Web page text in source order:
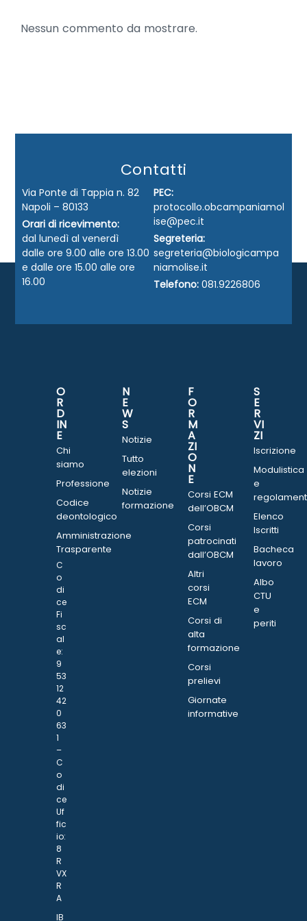
Nessun commento da mostrare.
Contatti
Via Ponte di Tappia n. 82
Napoli – 80133
Orari di ricevimento:
dal lunedì al venerdì
dalle ore 9.00 alle ore 13.00
e dalle ore 15.00 alle ore
16.00
PEC:
protocollo.obcampaniamol
ise@pec.it
Segreteria:
segreteria@biologicampa
niamolise.it
Telefono: 081.9226806
O
R
D
IN
E
Chi
siamo
Professione
Codice
deontologico
Amministrazione
Trasparente
C
o
di
ce
Fi
sc
al
e:
9
53
12
42
0
63
1
–
C
o
di
ce
Uf
fic
io:
8
R
VX
R
A
IB
N
E
W
S
Notizie
Tutto
elezioni
Notizie
formazione
F
O
R
M
A
ZI
O
N
E
Corsi ECM
dell’OBCM
Corsi
patrocinati
dall’OBCM
Altri
corsi
ECM
Corsi di
alta
formazione
Corsi
prelievi
Giornate
informative
S
E
R
VI
ZI
Iscrizione
Modulistica
e
Elenco
Iscritti
Bacheca
lavoro
Albo
CTU
e
periti